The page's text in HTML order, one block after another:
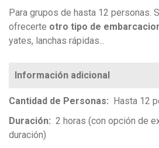
Para grupos de hasta 12 personas.
ofrecerte otro tipo de
yates, lanchas rápidas...
Cantidad de Personas
Hasta 12
Duración
2 horas (con opción de
duración)